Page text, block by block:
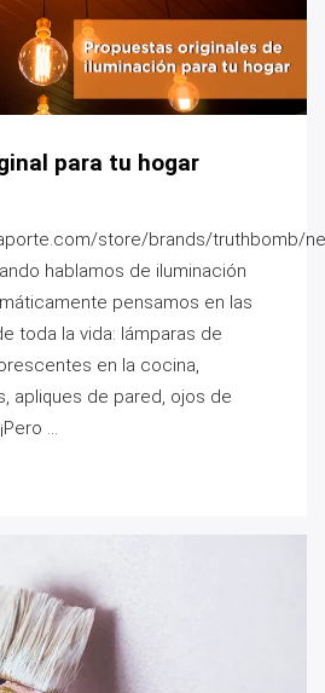
para tu hogar
store/brands/truthbomb/
hablamos de iluminación
pensamos en las
toda la vida: lámparas de
en la cocina,
apliques de pared, ojos de
...